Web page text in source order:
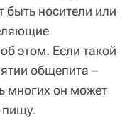
быть носители или
этом. Если такой
общепита –
многих он может
пищу.